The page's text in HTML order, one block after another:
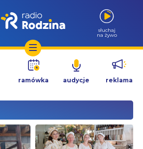
słuchaj
na żywo
ramówka audycje reklama